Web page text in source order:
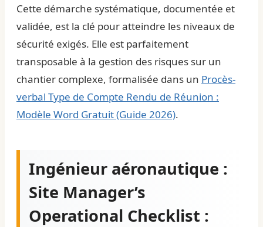
Cette démarche systématique, documentée et
validée, est la clé pour atteindre les niveaux de
sécurité exigés. Elle est parfaitement
transposable à la gestion des risques sur un
chantier complexe, formalisée dans un Procès-
verbal Type de Compte Rendu de Réunion :
Modèle Word Gratuit (Guide 2026).
Ingénieur aéronautique :
Site Manager’s
Operational Checklist :